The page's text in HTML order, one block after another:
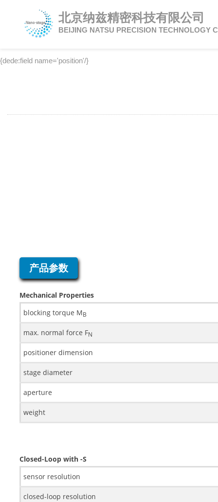
北京纳兹精密科技有限公司
BEIJING NATSU PRECISION TECHNOLOGY
{dede:field name='position'/}
产品参数
Mechanical Properties
blocking torque MB
max. normal force FN
positioner dimension
stage diameter
aperture
weight
Closed-Loop with -S
sensor resolution
closed-loop resolution